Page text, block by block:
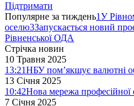
Підтримати
Популярне за тиждень1У
оселю3Запускається новий
Рівненської ОДА
Стрічка новин
10 Травня 2025
13:21НБУ пом’якшує валютні
13 Січня 2025
10:42Нова мережа професійної
7 Січня 2025